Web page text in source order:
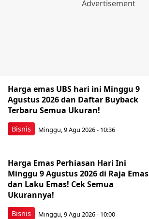
Bisnis
Harga emas UBS hari ini Minggu 9
Agustus 2026 dan Daftar Buyback
Terbaru Semua Ukuran!
Minggu, 9 Agu 2026 - 10:36
Bisnis
Harga Emas Perhiasan Hari Ini
Minggu 9 Agustus 2026 di Raja Emas
dan Laku Emas! Cek Semua
Ukurannya!
Minggu, 9 Agu 2026 - 10:00